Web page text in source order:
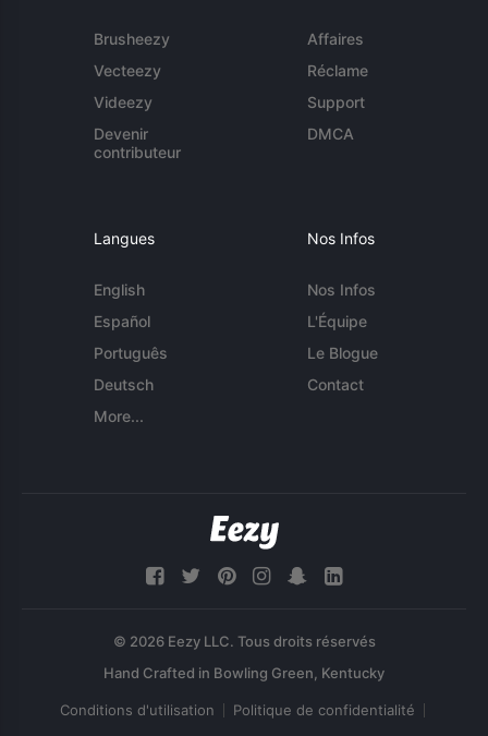
Brusheezy
Vecteezy
Videezy
Devenir
contributeur
Affaires
Réclame
Support
DMCA
Langues
English
Español
Português
Deutsch
More...
Nos Infos
Nos Infos
L'Équipe
Le Blogue
Contact
© 2026 Eezy LLC. Tous droits réservés
Conditions d'utilisation Politique de confidentialité